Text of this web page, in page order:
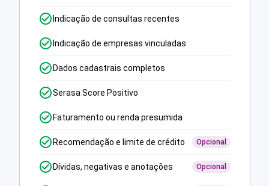
Indicação de consultas recentes
Indicação de empresas vinculadas
Dados cadastrais completos
Serasa Score Positivo
Faturamento ou renda presumida
Recomendação e limite de crédito Opcional
Dívidas, negativas e anotações Opcional